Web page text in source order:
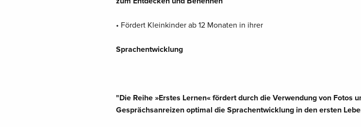
• Fördert Kleinkinder ab 12 Monaten in ihrer
Sprachentwicklung
"Die Reihe »Erstes Lernen« fördert durch die Verwendung von Fotos
Gesprächsanreizen optimal die Sprachentwicklung in den ersten